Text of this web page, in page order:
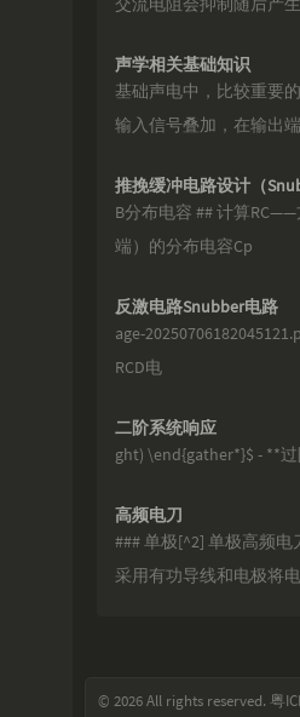
声学相关基础知识
基础声电中，比较重要
输入信号叠加，在输出
推挽缓冲电路设计（
B分布电容 ## 计算
端）的分布电容Cp
反激电路Snubber电路
age-
RCD电
二阶系统响应
ght) \end{gather*}$ - **
高频电刀
### 单极[^2] 单极高频
采用有功导线和电极将
© 2026 All rights reserved. 粤